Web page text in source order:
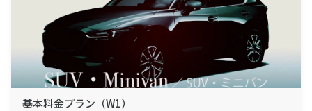
基本料金プラン（W1）